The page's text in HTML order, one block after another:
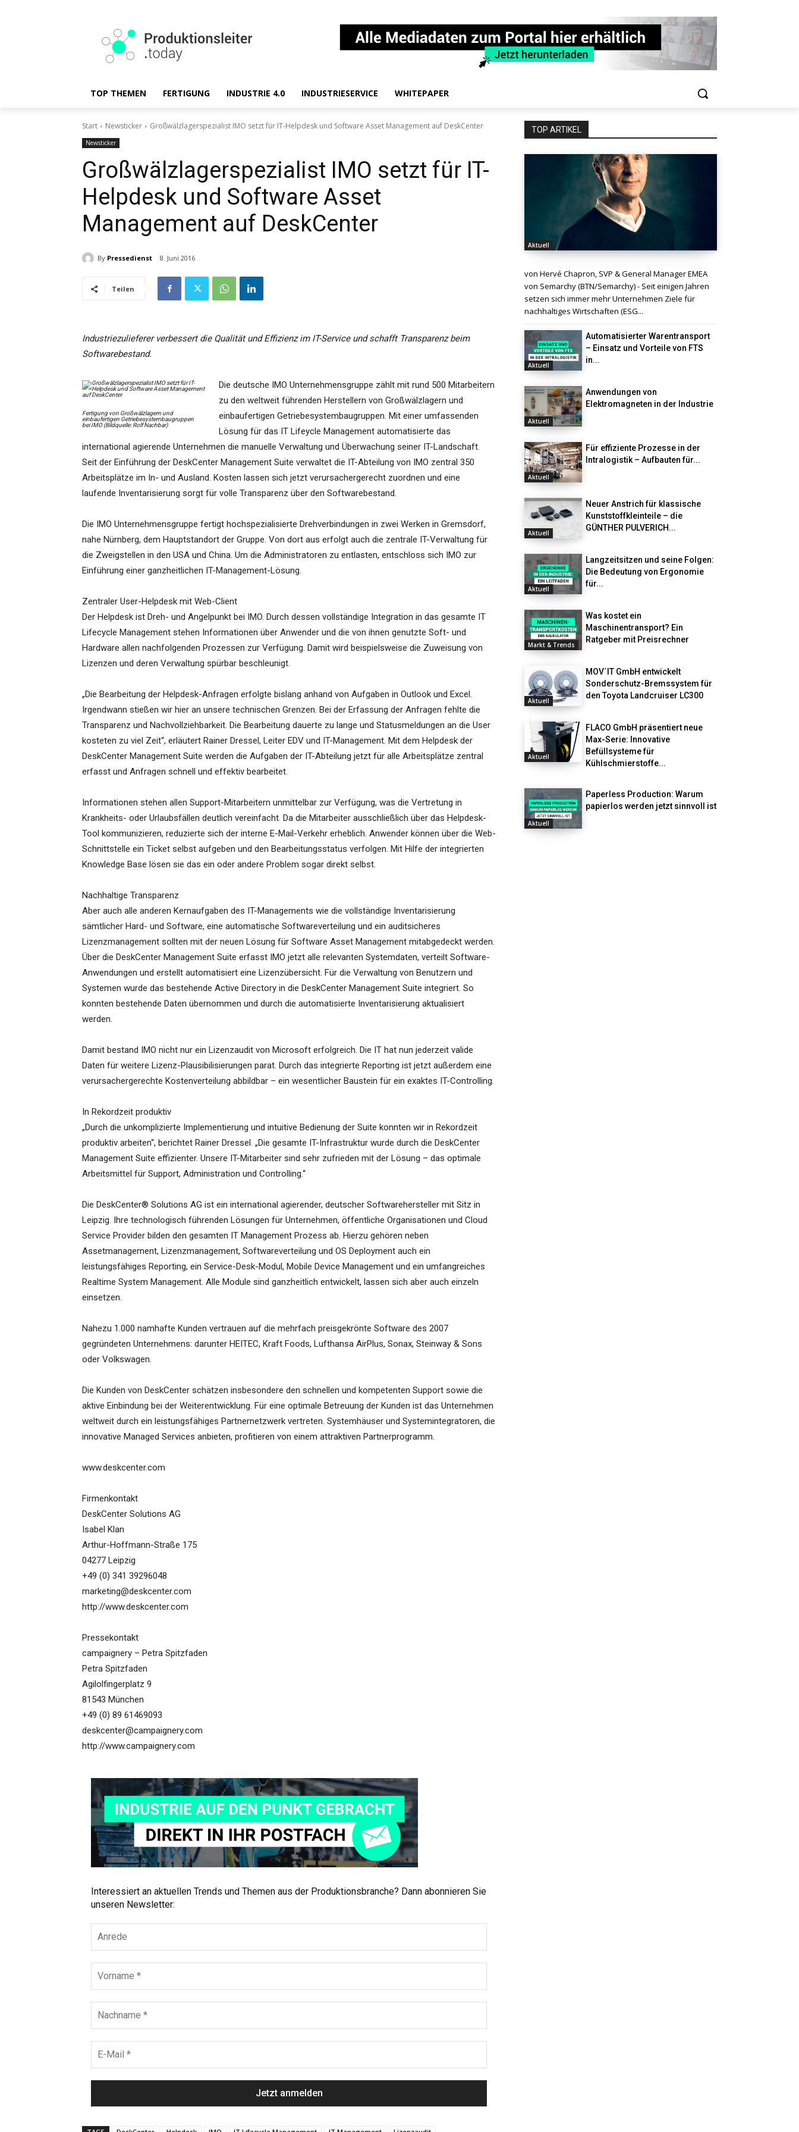
TOP THEMEN FERTIGUNG INDUSTRIE 4.0 INDUSTRIESERVICE WHITEPAPER
Start Newsticker Großwälzlagerspezialist IMO setzt für IT-Helpdesk und Software Asset Management auf DeskCenter
Newsticker
Großwälzlagerspezialist IMO setzt für IT-
Helpdesk und Software Asset
Management auf DeskCenter
By Pressedienst 8. Juni 2016
Teilen
Industriezulieferer verbessert die Qualität und Effizienz im IT-Service und schafft Transparenz beim
Softwarebestand.
Fertigung von Großwälzlagern und
einbaufertigen Getriebesystembaugruppen
bei IMO (Bildquelle: Rolf Nachbar)
Die deutsche IMO Unternehmensgruppe zählt mit rund 500 Mitarbeitern
zu den weltweit führenden Herstellern von Großwälzlagern und
einbaufertigen Getriebesystembaugruppen. Mit einer umfassenden
Lösung für das IT Lifeycle Management automatisierte das
international agierende Unternehmen die manuelle Verwaltung und Überwachung seiner IT-Landschaft.
Seit der Einführung der DeskCenter Management Suite verwaltet die IT-Abteilung von IMO zentral 350
Arbeitsplätze im In- und Ausland. Kosten lassen sich jetzt verursachergerecht zuordnen und eine
laufende Inventarisierung sorgt für volle Transparenz über den Softwarebestand.
Die IMO Unternehmensgruppe fertigt hochspezialisierte Drehverbindungen in zwei Werken in Gremsdorf,
nahe Nürnberg, dem Hauptstandort der Gruppe. Von dort aus erfolgt auch die zentrale IT-Verwaltung für
die Zweigstellen in den USA und China. Um die Administratoren zu entlasten, entschloss sich IMO zur
Einführung einer ganzheitlichen IT-Management-Lösung.
Zentraler User-Helpdesk mit Web-Client
Der Helpdesk ist Dreh- und Angelpunkt bei IMO. Durch dessen vollständige Integration in das gesamte IT
Lifecycle Management stehen Informationen über Anwender und die von ihnen genutzte Soft- und
Hardware allen nachfolgenden Prozessen zur Verfügung. Damit wird beispielsweise die Zuweisung von
Lizenzen und deren Verwaltung spürbar beschleunigt.
„Die Bearbeitung der Helpdesk-Anfragen erfolgte bislang anhand von Aufgaben in Outlook und Excel.
Irgendwann stießen wir hier an unsere technischen Grenzen. Bei der Erfassung der Anfragen fehlte die
Transparenz und Nachvollziehbarkeit. Die Bearbeitung dauerte zu lange und Statusmeldungen an die User
kosteten zu viel Zeit“, erläutert Rainer Dressel, Leiter EDV und IT-Management. Mit dem Helpdesk der
DeskCenter Management Suite werden die Aufgaben der IT-Abteilung jetzt für alle Arbeitsplätze zentral
erfasst und Anfragen schnell und effektiv bearbeitet.
Informationen stehen allen Support-Mitarbeitern unmittelbar zur Verfügung, was die Vertretung in
Krankheits- oder Urlaubsfällen deutlich vereinfacht. Da die Mitarbeiter ausschließlich über das Helpdesk-
Tool kommunizieren, reduzierte sich der interne E-Mail-Verkehr erheblich. Anwender können über die Web-
Schnittstelle ein Ticket selbst aufgeben und den Bearbeitungsstatus verfolgen. Mit Hilfe der integrierten
Knowledge Base lösen sie das ein oder andere Problem sogar direkt selbst.
Nachhaltige Transparenz
Aber auch alle anderen Kernaufgaben des IT-Managements wie die vollständige Inventarisierung
sämtlicher Hard- und Software, eine automatische Softwareverteilung und ein auditsicheres
Lizenzmanagement sollten mit der neuen Lösung für Software Asset Management mitabgedeckt werden.
Über die DeskCenter Management Suite erfasst IMO jetzt alle relevanten Systemdaten, verteilt Software-
Anwendungen und erstellt automatisiert eine Lizenzübersicht. Für die Verwaltung von Benutzern und
Systemen wurde das bestehende Active Directory in die DeskCenter Management Suite integriert. So
konnten bestehende Daten übernommen und durch die automatisierte Inventarisierung aktualisiert
werden.
Damit bestand IMO nicht nur ein Lizenzaudit von Microsoft erfolgreich. Die IT hat nun jederzeit valide
Daten für weitere Lizenz-Plausibilisierungen parat. Durch das integrierte Reporting ist jetzt außerdem eine
verursachergerechte Kostenverteilung abbildbar – ein wesentlicher Baustein für ein exaktes IT-Controlling.
In Rekordzeit produktiv
„Durch die unkomplizierte Implementierung und intuitive Bedienung der Suite konnten wir in Rekordzeit
produktiv arbeiten“, berichtet Rainer Dressel. „Die gesamte IT-Infrastruktur wurde durch die DeskCenter
Management Suite effizienter. Unsere IT-Mitarbeiter sind sehr zufrieden mit der Lösung – das optimale
Arbeitsmittel für Support, Administration und Controlling.“
Die DeskCenter® Solutions AG ist ein international agierender, deutscher Softwarehersteller mit Sitz in
Leipzig. Ihre technologisch führenden Lösungen für Unternehmen, öffentliche Organisationen und Cloud
Service Provider bilden den gesamten IT Management Prozess ab. Hierzu gehören neben
Assetmanagement, Lizenzmanagement, Softwareverteilung und OS Deployment auch ein
leistungsfähiges Reporting, ein Service-Desk-Modul, Mobile Device Management und ein umfangreiches
Realtime System Management. Alle Module sind ganzheitlich entwickelt, lassen sich aber auch einzeln
einsetzen.
Nahezu 1.000 namhafte Kunden vertrauen auf die mehrfach preisgekrönte Software des 2007
gegründeten Unternehmens: darunter HEITEC, Kraft Foods, Lufthansa AirPlus, Sonax, Steinway & Sons
oder Volkswagen.
Die Kunden von DeskCenter schätzen insbesondere den schnellen und kompetenten Support sowie die
aktive Einbindung bei der Weiterentwicklung. Für eine optimale Betreuung der Kunden ist das Unternehmen
weltweit durch ein leistungsfähiges Partnernetzwerk vertreten. Systemhäuser und Systemintegratoren, die
innovative Managed Services anbieten, profitieren von einem attraktiven Partnerprogramm.
www.deskcenter.com
Firmenkontakt
DeskCenter Solutions AG
Isabel Klan
Arthur-Hoffmann-Straße 175
04277 Leipzig
+49 (0) 341 39296048
marketing@deskcenter.com
http://www.deskcenter.com
Pressekontakt
campaignery – Petra Spitzfaden
Petra Spitzfaden
Agilolfingerplatz 9
81543 München
+49 (0) 89 61469093
deskcenter@campaignery.com
http://www.campaignery.com
Interessiert an aktuellen Trends und Themen aus der Produktionsbranche? Dann abonnieren Sie
unseren Newsletter:
TOP ARTIKEL
Aktuell
von Hervé Chapron, SVP & General Manager EMEA
von Semarchy (BTN/Semarchy) - Seit einigen Jahren
setzen sich immer mehr Unternehmen Ziele für
nachhaltiges Wirtschaften (ESG...
Aktuell
Automatisierter Warentransport
– Einsatz und Vorteile von FTS
in...
Aktuell
Anwendungen von
Elektromagneten in der Industrie
Aktuell
Für effiziente Prozesse in der
Intralogistik – Aufbauten für...
Aktuell
Neuer Anstrich für klassische
Kunststoffkleinteile – die
GÜNTHER PULVERICH...
Aktuell
Langzeitsitzen und seine Folgen:
Die Bedeutung von Ergonomie
für...
Markt & Trends
Was kostet ein
Maschinentransport? Ein
Ratgeber mit Preisrechner
Aktuell
MOV´IT GmbH entwickelt
Sonderschutz-Bremssystem für
den Toyota Landcruiser LC300
Aktuell
FLACO GmbH präsentiert neue
Max-Serie: Innovative
Befüllsysteme für
Kühlschmierstoffe...
Aktuell
Paperless Production: Warum
papierlos werden jetzt sinnvoll ist